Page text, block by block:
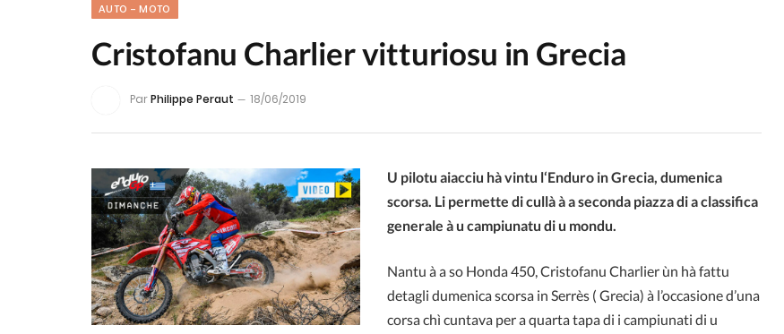
AUTO - MOTO
Cristofanu Charlier vitturiosu in Grecia
ParPhilippe Peraut 18/06/2019
U pilotu aiacciu hà vintu l‘Enduro in Grecia, dumenica
scorsa. Li permette di cullà à a seconda piazza di a classifica
generale à u campiunatu di u mondu.
Nantu à a so Honda 450, Cristofanu Charlier ùn hà fattu
detagli dumenica scorsa in Serrès ( Grecia) à l’occasione d’una
corsa chì cuntava per a quarta tapa di i campiunati di u